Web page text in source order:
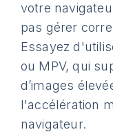
votre
pas gérer
Essayez
ou MPV, qui
d’images
l'accélération
navigateur.